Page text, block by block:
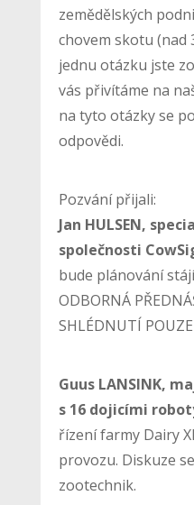
zemědělských
chovem skotu (nad
jednu otázku jste
vás přivítáme na
na tyto otázky se
odpovědi.
Pozvání přijali:
Jan HULSEN,
společnosti
bude plánování
ODBORNÁ
SHLÉDNUTÍ
Guus LANSINK,
s 16 dojicími
řízení farmy Dairy
provozu. Diskuze
zootechnik.